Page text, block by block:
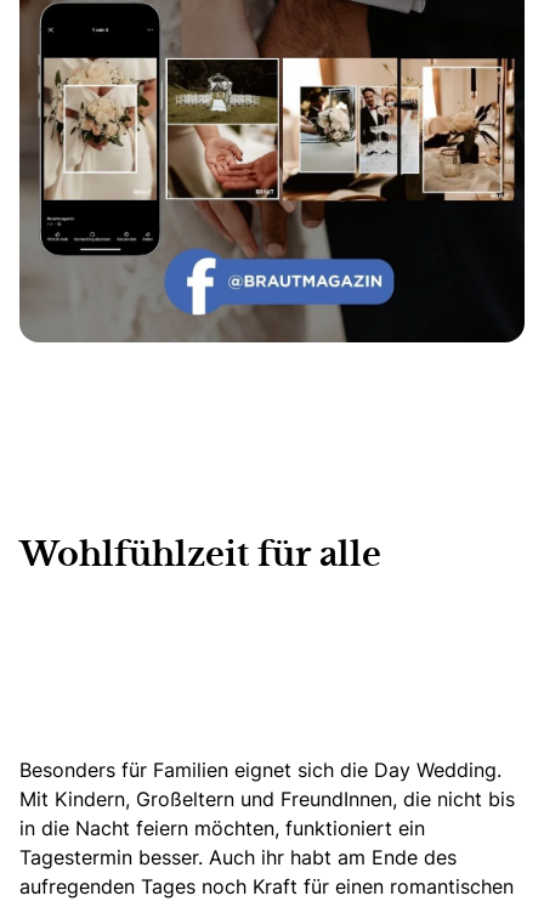
Wohlfühlzeit für alle
Besonders für Familien eignet sich die Day Wedding.
Mit Kindern, Großeltern und FreundInnen, die nicht bis
in die Nacht feiern möchten, funktioniert ein
Tagestermin besser. Auch ihr habt am Ende des
aufregenden Tages noch Kraft für einen romantischen